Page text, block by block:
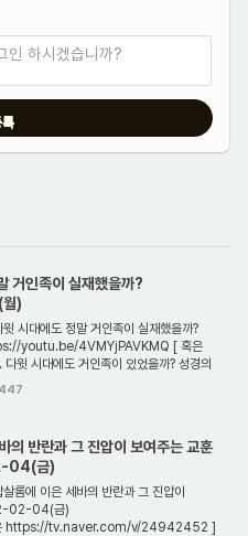
인 하시겠습니까?
거인족이 실재했을까?
)
시대에도 정말 거인족이 실재했을까?
youtu.be/4VMYjPAVKMQ [ 혹은
시대에도 거인족이 있었을까? 성경의
반란과 그 진압이 보여주는 교훈
04(금)
롬에 이은 세바의 반란과 그 진압이
02-04(금)
https://tv.naver.com/v/24942452 ]